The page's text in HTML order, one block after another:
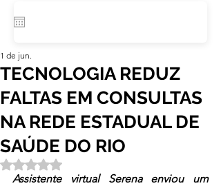
TECNOLOGIA REDUZ
FALTAS EM CONSULTAS
NA REDE ESTADUAL DE
SAÚDE DO RIO
1 de jun.
Avaliado com NaN de 5 estrelas.
Assistente virtual Serena enviou um